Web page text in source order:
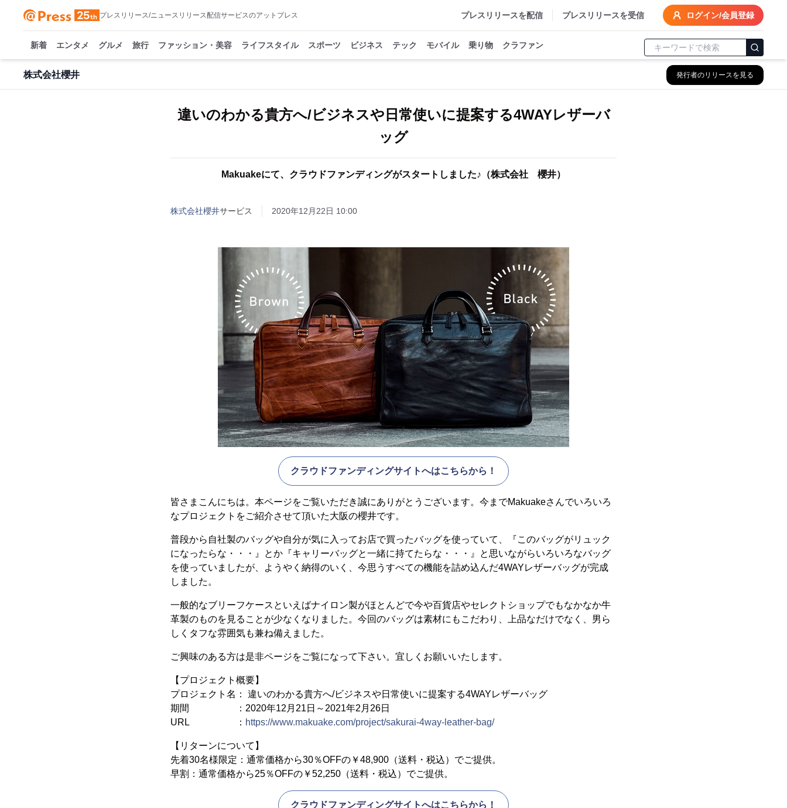
プレスリリース/ニュースリリース配信サービスのアットプレス プレスリリースを配信 プレスリリースを受信 ログイン/会員登録
新着 エンタメ グルメ 旅行 ファッション・美容 ライフスタイル スポーツ ビジネス テック モバイル 乗り物 クラファン
株式会社櫻井 発行者のリリースを見る
違いのわかる貴方へ/ビジネスや日常使いに提案する4WAYレザーバ
ッグ
Makuakeにて、クラウドファンディングがスタートしました♪（株式会社 櫻井）
株式会社櫻井サービス 2020年12月22日 10:00
クラウドファンディングサイトへはこちらから！
皆さまこんにちは。本ページをご覧いただき誠にありがとうございます。今までMakuakeさんでいろいろ
なプロジェクトをご紹介させて頂いた大阪の櫻井です。
普段から自社製のバッグや自分が気に入ってお店で買ったバッグを使っていて、『このバッグがリュック
になったらな・・・』とか『キャリーバッグと一緒に持てたらな・・・』と思いながらいろいろなバッグ
を使っていましたが、ようやく納得のいく、今思うすべての機能を詰め込んだ4WAYレザーバッグが完成
しました。
一般的なブリーフケースといえばナイロン製がほとんどで今や百貨店やセレクトショップでもなかなか牛
革製のものを見ることが少なくなりました。今回のバッグは素材にもこだわり、上品なだけでなく、男ら
しくタフな雰囲気も兼ね備えました。
ご興味のある方は是非ページをご覧になって下さい。宜しくお願いいたします。
【プロジェクト概要】
プロジェクト名： 違いのわかる貴方へ/ビジネスや日常使いに提案する4WAYレザーバッグ
期間 ：2020年12月21日～2021年2月26日
URL ： https://www.makuake.com/project/sakurai-4way-leather-bag/
【リターンについて】
先着30名様限定：通常価格から30％OFFの￥48,900（送料・税込）でご提供。
早割：通常価格から25％OFFの￥52,250（送料・税込）でご提供。
クラウドファンディングサイトへはこちらから！